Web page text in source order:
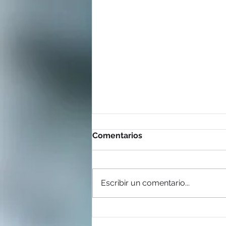
Comentarios
Escribir un comentario...